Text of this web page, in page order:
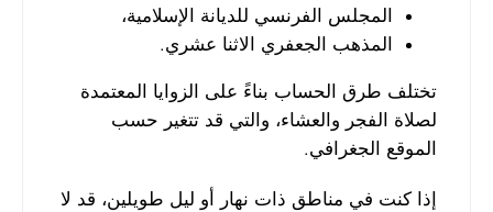
المجلس الفرنسي للديانة الإسلامية،
المذهب الجعفري الاثنا عشري.
تختلف طرق الحساب بناءً على الزوايا المعتمدة
لصلاة الفجر والعشاء، والتي قد تتغير حسب
الموقع الجغرافي.
إذا كنت في مناطق ذات نهار أو ليل طويلين، قد لا